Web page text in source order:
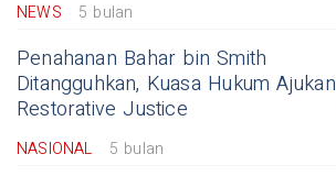
NEWS 5 bulan
Penahanan Bahar bin Smith
Ditangguhkan, Kuasa Hukum Ajukan
Restorative Justice
NASIONAL 5 bulan